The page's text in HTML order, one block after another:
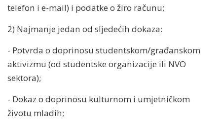
telefon i e-mail) i podatke o žiro računu;
2) Najmanje jedan od sljedećih dokaza:
- Potvrda o doprinosu studentskom/građanskom
aktivizmu (od studentske organizacije ili NVO
sektora);
- Dokaz o doprinosu kulturnom i umjetničkom
životu mladih;